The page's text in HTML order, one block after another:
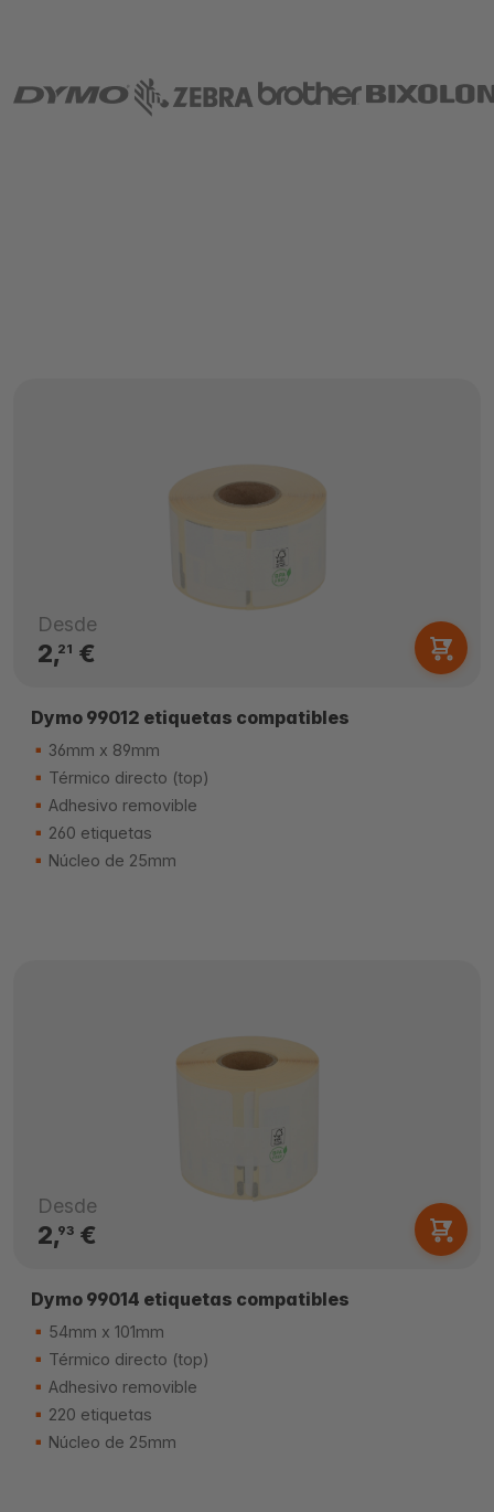
Desde
2,21 €
Dymo 99012 etiquetas compatibles
36mm x 89mm
Térmico directo (top)
Adhesivo removible
260 etiquetas
Núcleo de 25mm
Desde
2,93€
Dymo 99014 etiquetas compatibles
54mm x 101mm
Térmico directo (top)
Adhesivo removible
220 etiquetas
Núcleo de 25mm